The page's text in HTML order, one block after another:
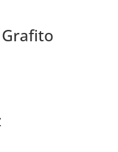
Grafito